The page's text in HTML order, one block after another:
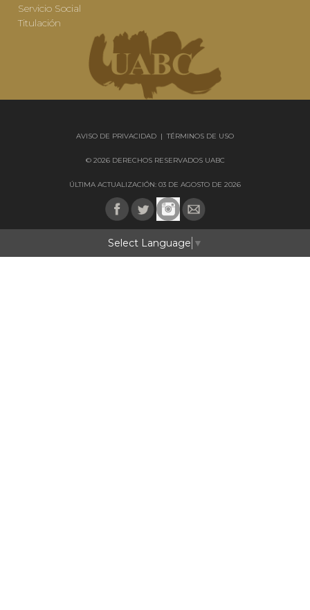
Servicio Social
Titulación
AVISO DE PRIVACIDAD | TÉRMINOS DE USO
© 2026 DERECHOS RESERVADOS UABC
ÚLTIMA ACTUALIZACIÓN: 03 DE AGOSTO DE 2026
Select Language ▼